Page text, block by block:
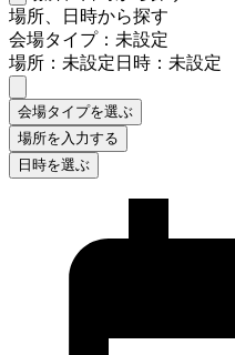
場所、日時から探す
会場タイプ：未設定
場所：未設定日時：未設定
会場タイプを選ぶ
場所を入力する
日時を選ぶ